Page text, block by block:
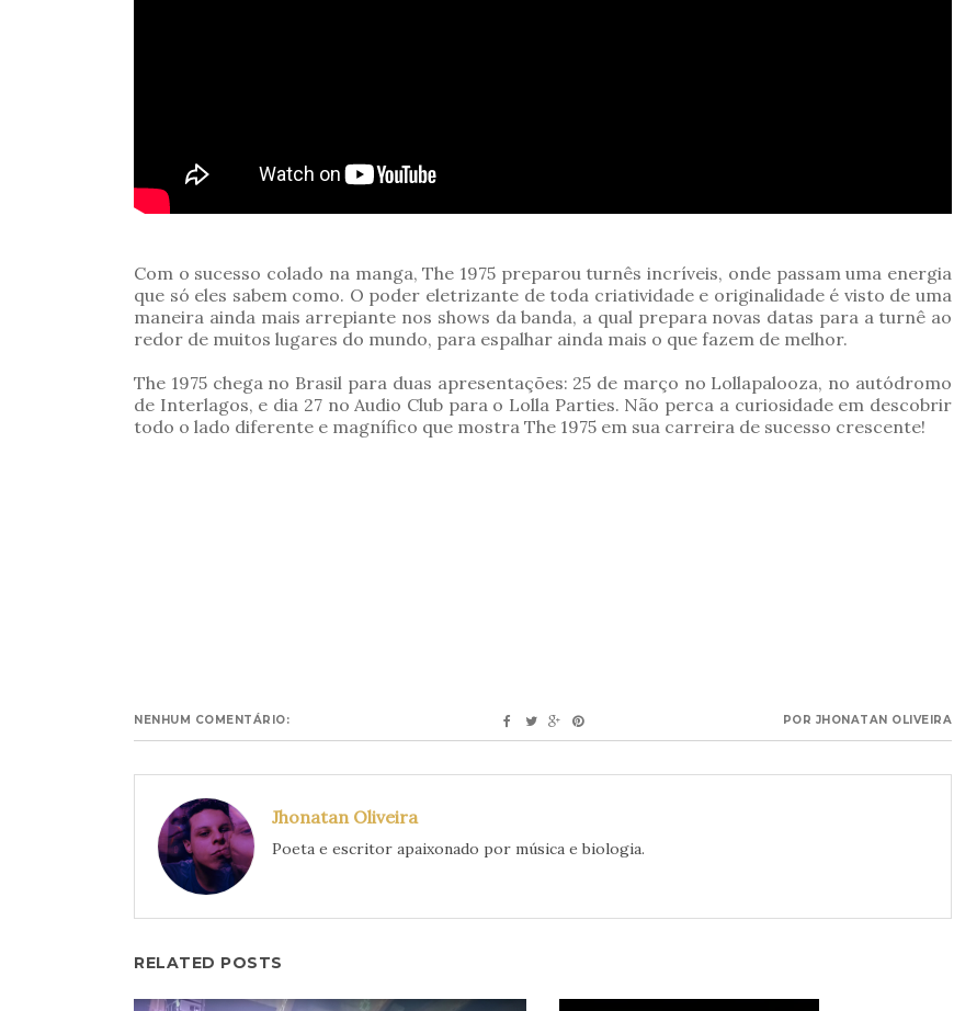
Com o sucesso colado na manga, The 1975 preparou turnês incríveis, onde passam uma energia
que só eles sabem como. O poder eletrizante de toda criatividade e originalidade é visto de uma
maneira ainda mais arrepiante nos shows da banda, a qual prepara novas datas para a turnê ao
redor de muitos lugares do mundo, para espalhar ainda mais o que fazem de melhor.
The 1975 chega no Brasil para duas apresentações: 25 de março no Lollapalooza, no autódromo
de Interlagos, e dia 27 no Audio Club para o Lolla Parties. Não perca a curiosidade em descobrir
todo o lado diferente e magnífico que mostra The 1975 em sua carreira de sucesso crescente!
NENHUM COMENTÁRIO: POR JHONATAN OLIVEIRA
Jhonatan Oliveira
Poeta e escritor apaixonado por música e biologia.
RELATED POSTS